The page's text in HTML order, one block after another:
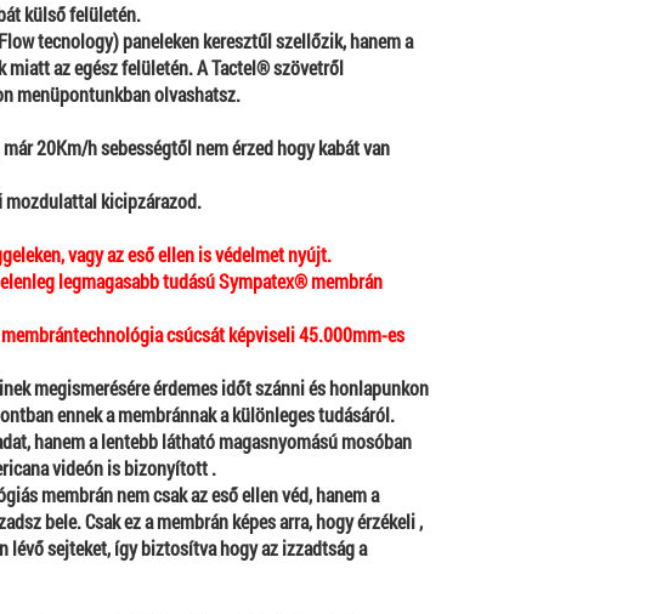
külső felületén.
tecnology) paneleken keresztűl szellőzik, hanem a
miattaz egész felületén. A Tactel® szövetről
menüpontunkban olvashatsz.
20Km/h sebességtől nem érzed hogy kabát van
mozdulattal kicipzárazod.
vagy az eső ellen is védelmet nyújt.
legmagasabb tudású Sympatex® membrán
csúcsát képviseli 45.000mm-es
megismerésére érdemes időt szánni és honlapunkon
ennek a membránnaka különleges tudásáról.
hanem a lentebb látható magasnyomású mosóban
videón is bizonyított .
membrán nem csak az eső ellen véd, hanem a
bele. Csak ez a membrán képes arra, hogy érzékeli ,
lévő sejteket, így biztosítva hogy az izzadtság a